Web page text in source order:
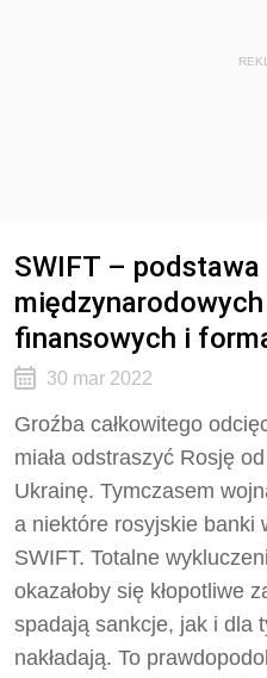
SWIFT – podstawa
finansowych i
30 mar 2022
Groźba całkowitego
miała odstraszyć Rosję
Ukrainę. Tymczasem
a niektóre rosyjskie banki
SWIFT. Totalne
okazałoby się kłopotliwe
spadają sankcje, jak i dla
nakładają. To